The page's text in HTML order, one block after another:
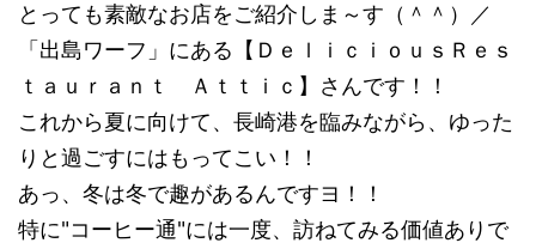
とっても素敵なお店をご紹介しま～す（＾＾）／
「出島ワーフ」にある【ＤｅｌｉｃｉｏｕｓＲｅｓ
ｔａｕｒａｎｔ Ａｔｔｉｃ】さんです！！
これから夏に向けて、長崎港を臨みながら、ゆった
りと過ごすにはもってこい！！
あっ、冬は冬で趣があるんですヨ！！
特に"コーヒー通"には一度、訪ねてみる価値ありで